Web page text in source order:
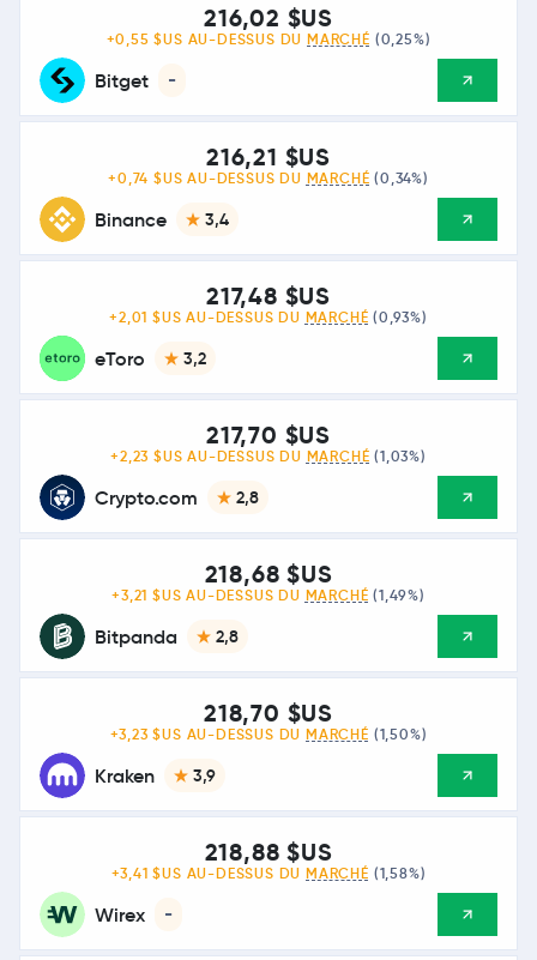
Bitget -
216,02 $US
+0,55 $US AU-DESSUS DU MARCHÉ (0,25%)
Binance 3,4
216,21 $US
+0,74 $US AU-DESSUS DU MARCHÉ (0,34%)
eToro 3,2
217,48 $US
+2,01 $US AU-DESSUS DU MARCHÉ (0,93%)
Crypto.com 2,8
217,70 $US
+2,23 $US AU-DESSUS DU MARCHÉ (1,03%)
Bitpanda 2,8
218,68 $US
+3,21 $US AU-DESSUS DU MARCHÉ (1,49%)
Kraken 3,9
218,70 $US
+3,23 $US AU-DESSUS DU MARCHÉ (1,50%)
Wirex -
218,88 $US
+3,41 $US AU-DESSUS DU MARCHÉ (1,58%)